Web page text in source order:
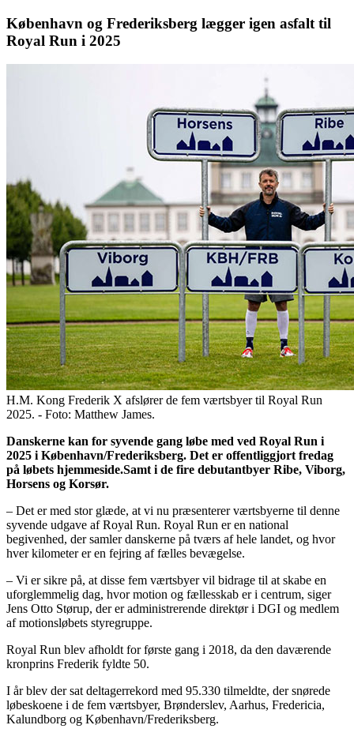
København og Frederiksberg lægger igen asfalt til
Royal Run i 2025
H.M. Kong Frederik X afslører de fem værtsbyer til Royal Run
2025. - Foto: Matthew James.
Danskerne kan for syvende gang løbe med ved Royal Run i
2025 i København/Frederiksberg. Det er offentliggjort fredag
på løbets hjemmeside.Samt i de fire debutantbyer Ribe, Viborg,
Horsens og Korsør.
– Det er med stor glæde, at vi nu præsenterer værtsbyerne til denne
syvende udgave af Royal Run. Royal Run er en national
begivenhed, der samler danskerne på tværs af hele landet, og hvor
hver kilometer er en fejring af fælles bevægelse.
– Vi er sikre på, at disse fem værtsbyer vil bidrage til at skabe en
uforglemmelig dag, hvor motion og fællesskab er i centrum, siger
Jens Otto Størup, der er administrerende direktør i DGI og medlem
af motionsløbets styregruppe.
Royal Run blev afholdt for første gang i 2018, da den daværende
kronprins Frederik fyldte 50.
I år blev der sat deltagerrekord med 95.330 tilmeldte, der snørede
løbeskoene i de fem værtsbyer, Brønderslev, Aarhus, Fredericia,
Kalundborg og København/Frederiksberg.